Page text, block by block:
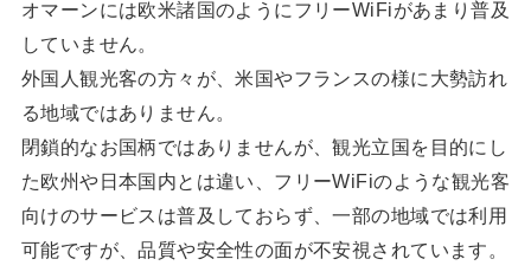
オマーンには欧米諸国のようにフリーWiFiがあまり普及
していません。
外国人観光客の方々が、米国やフランスの様に大勢訪れ
る地域ではありません。
閉鎖的なお国柄ではありませんが、観光立国を目的にし
た欧州や日本国内とは違い、フリーWiFiのような観光客
向けのサービスは普及しておらず、一部の地域では利用
可能ですが、品質や安全性の面が不安視されています。